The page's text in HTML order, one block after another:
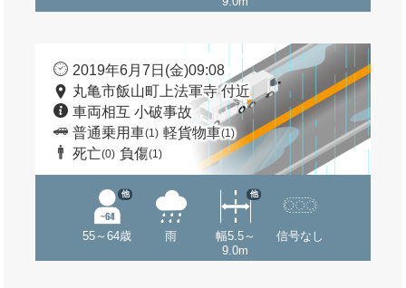
2019年6月7日(金)09:08
丸亀市飯山町上法軍寺 付近
車両相互 小破事故
普通乗用車(1) 軽貨物車(1)
死亡(0) 負傷(1)
55～64歳
他
雨
幅5.5～
9.0m
他
信号なし